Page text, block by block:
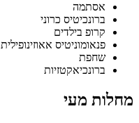
אסתמה
ברונכיטיס כרוני
קרופ בילדים
פנאומוניטיס אאוזינופילית
שחפת
ברונכיאקטזיות
מחלות מעי